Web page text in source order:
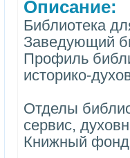
Описание:
Библиотека
Заведующий
Профиль
историко-
Отделы
сервис,
Книжный фонд